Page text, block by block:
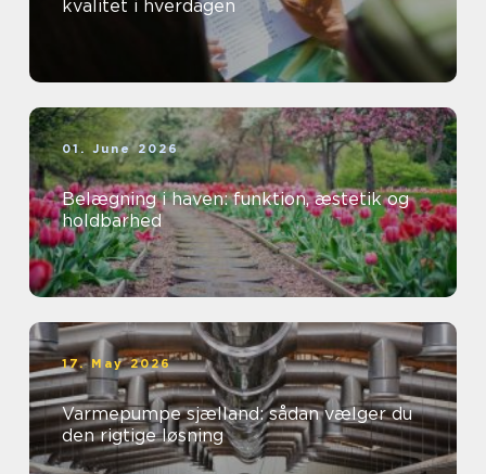
kvalitet i hverdagen
01. June 2026
Belægning i haven: funktion, æstetik og
holdbarhed
17. May 2026
Varmepumpe sjælland: sådan vælger du
den rigtige løsning